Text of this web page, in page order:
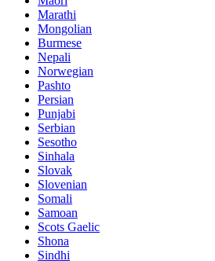
Marathi
Mongolian
Burmese
Nepali
Norwegian
Pashto
Persian
Punjabi
Serbian
Sesotho
Sinhala
Slovak
Slovenian
Somali
Samoan
Scots Gaelic
Shona
Sindhi